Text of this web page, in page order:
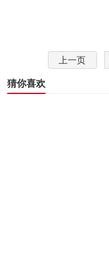
上一页
猜你喜欢